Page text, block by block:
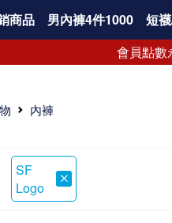
商品 男內褲4件1000 短
會員點數
內褲
SF
Logo